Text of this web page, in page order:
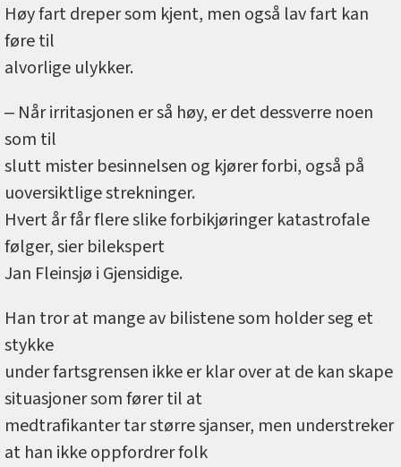
Høy fart dreper som kjent, men også lav fart kan
føre til
alvorlige ulykker.
‒ Når irritasjonen er så høy, er det dessverre noen
som til
slutt mister besinnelsen og kjører forbi, også på
uoversiktlige strekninger.
Hvert år får flere slike forbikjøringer katastrofale
følger, sier bilekspert
Jan Fleinsjø i Gjensidige.
Han tror at mange av bilistene som holder seg et
stykke
under fartsgrensen ikke er klar over at de kan skape
situasjoner som fører til at
medtrafikanter tar større sjanser, men understreker
at han ikke oppfordrer folk